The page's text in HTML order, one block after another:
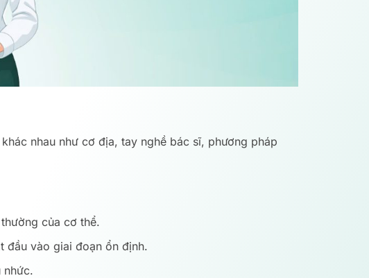
nhau như cơ địa, tay nghề bác sĩ, phương pháp
của cơ thể.
đầu vào giai đoạn ổn định.
nhức.